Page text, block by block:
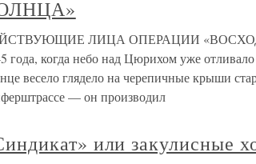
ЛИЦА ОПЕРАЦИИ «ВОСХОД
года, когда небо над Цюрихом уже
весело глядело на черепичные крыши
— он производил
или закулисные